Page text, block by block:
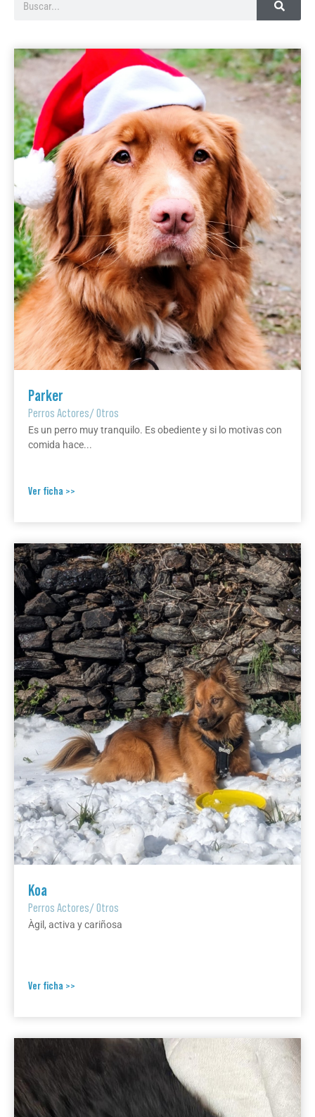
Parker
Perros Actores/Otros
Es un perro muy tranquilo. Es obediente y si lo motivas con
comida hace...
Ver ficha >>
Koa
Perros Actores/Otros
Àgil, activa y cariñosa
Ver ficha >>